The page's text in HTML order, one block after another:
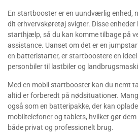
En startbooster er en uundværlig enhed,
dit erhvervskøretøj svigter. Disse enheder
starthjælp, så du kan komme tilbage på
assistance. Uanset om det er en
en batteristarter, er startboostere en
personbiler til lastbiler og
Med en mobil startbooster kan du nemt
altid er forberedt på nødsituationer.
også som en batteripakke, der kan
mobiltelefoner og tablets, hvilket gør
både privat og professionelt brug.